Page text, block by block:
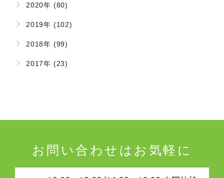
2020年 (80)
2019年 (102)
2018年 (99)
2017年 (23)
お問い合わせはお気軽に